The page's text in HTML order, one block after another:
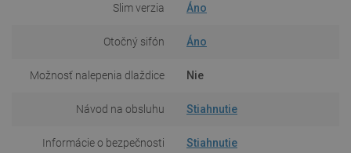
Slim verzia Áno
Otočný sifón Áno
Možnosť nalepenia dlaždice Nie
Návod na obsluhu Stiahnutie
Informácie o bezpečnosti Stiahnutie